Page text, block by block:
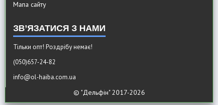
Мапа сайту
ЗВ’ЯЗАТИСЯ З НАМИ
Тільки опт! Роздрібу немає!
(050)657-24-82
info@ol-haiba.com.ua
© "Дельфiн" 2017-2026